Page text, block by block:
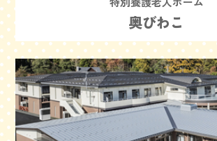
奥びわこ